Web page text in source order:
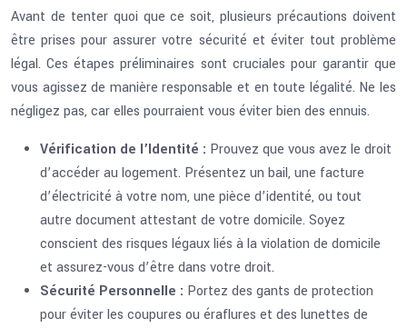
Avant de tenter quoi que ce soit, plusieurs précautions doivent
être prises pour assurer votre sécurité et éviter tout problème
légal. Ces étapes préliminaires sont cruciales pour garantir que
vous agissez de manière responsable et en toute légalité. Ne les
négligez pas, car elles pourraient vous éviter bien des ennuis.
Vérification de l’Identité : Prouvez que vous avez le droit
d’accéder au logement. Présentez un bail, une facture
d’électricité à votre nom, une pièce d’identité, ou tout
autre document attestant de votre domicile. Soyez
conscient des risques légaux liés à la violation de domicile
et assurez-vous d’être dans votre droit.
Sécurité Personnelle : Portez des gants de protection
pour éviter les coupures ou éraflures et des lunettes de